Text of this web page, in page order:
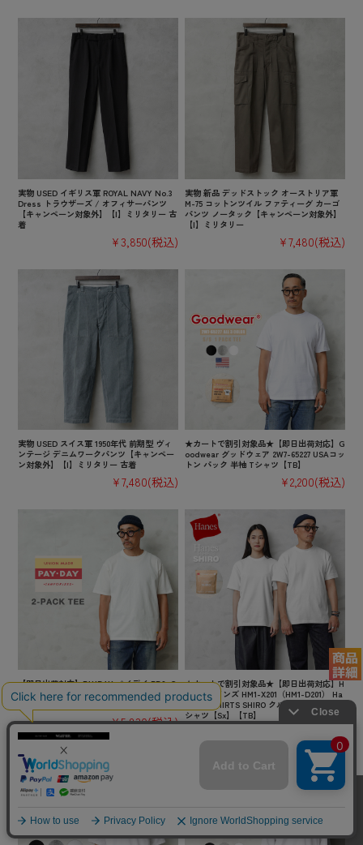
実物 USED イギリス軍 ROYAL NAVY No.3
Dress トラウザーズ / オフィサーパンツ
【キャンペーン対象外】【I】ミリタリー 古
着
¥3,850(税込)
実物 新品 デッドストック オーストリア軍
M-75 コットンツイル ファティーグ カーゴ
パンツ ノータック【キャンペーン対象外】
【I】ミリタリー
¥7,480(税込)
実物 USED スイス軍 1950年代 前期型 ヴィ
ンテージ デニムワークパンツ【キャンペー
ン対象外】【I】ミリタリー 古着
¥7,480(税込)
★カートで割引対象品★【即日出荷対応】G
oodwear グッドウェア 2W7-65227 USAコッ
トン パック 半袖 Tシャツ【TB】
¥2,200(税込)
【即日出荷対応】PAYDAY ペイデイ PD8-C
ST-5 STANDARD 2-PACK TEE 2パック 半
袖 Tシャツ【キャンペーン対象外】【TB】
¥5,830(税込)
★カートで割引対象品★【即日出荷対応】H
anes ヘインズ HM1-X201（HM1-D201） Ha
nes T-SHIRTS SHIRO クルーネック 半袖 T
シャツ【Sx】【TB】